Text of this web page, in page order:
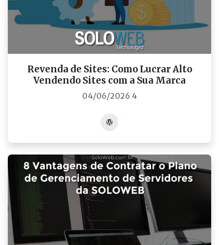
Revenda de Sites: Como Lucrar Alto
Vendendo Sites com a Sua Marca
04/06/2026 4
Acessar post